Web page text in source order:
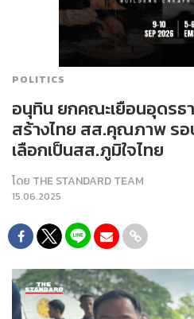
POLITICS
อนุทิน​ ยกคณะเยือนอุดรธ
สร้างไทย สส.คุณภาพ​ ร
เลือกเป็นสส.ภูมิใจไทย
โดย THE STANDARD TEAM
15.06.2025